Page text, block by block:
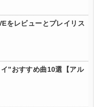
をレビューとプレイリス
”おすすめ曲10選【アル